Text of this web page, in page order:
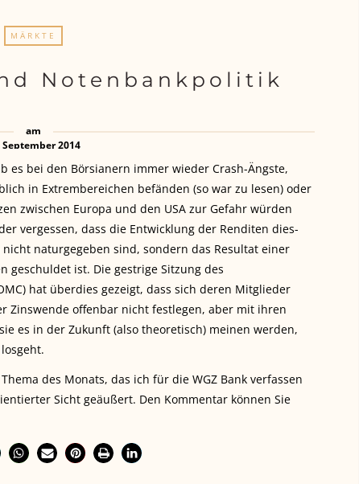
MÄRKTE
Notenbankpolitik
am
September 2014
es bei den Börsianern immer wieder Crash-Ängste,
in Extrembereichen befänden (so war zu lesen) oder
zwischen Europa und den USA zur Gefahr würden
vergessen, dass die Entwicklung der Renditen dies-
naturgegeben sind, sondern das Resultat einer
geschuldet ist. Die gestrige Sitzung des
hat überdies gezeigt, dass sich deren Mitglieder
Zinswende offenbar nicht festlegen, aber mit ihren
es in der Zukunft (also theoretisch) meinen werden,
des Monats, das ich für die WGZ Bank verfassen
Sicht geäußert. Den Kommentar können Sie